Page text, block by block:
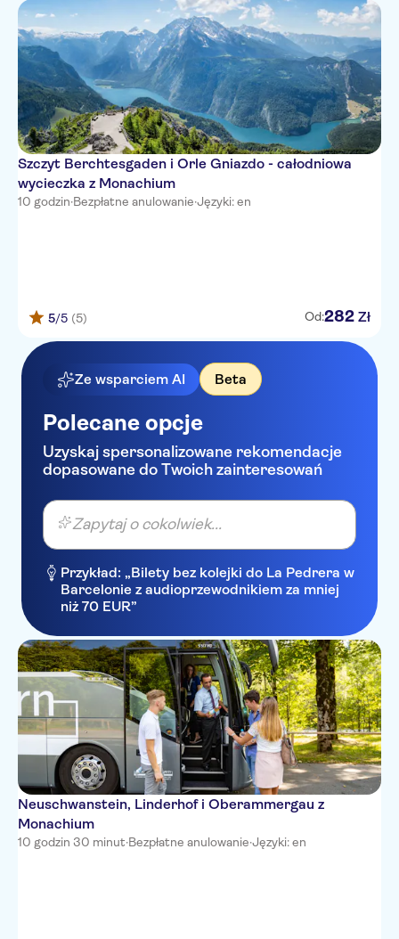
Szczyt Berchtesgaden i Orle Gniazdo - całodniowa
wycieczka z Monachium
10 godzin·Bezpłatne anulowanie·Języki: en
5/5 (5) Od:282 Zł
Ze wsparciem AI Beta
Polecane opcje
Uzyskaj spersonalizowane rekomendacje
dopasowane do Twoich zainteresowań
Zapytaj o cokolwiek...
Przykład: „Bilety bez kolejki do La Pedrera w
Barcelonie z audioprzewodnikiem za mniej
niż 70 EUR”
Neuschwanstein, Linderhof i Oberammergau z
Monachium
10 godzin 30 minut·Bezpłatne anulowanie·Języki: en